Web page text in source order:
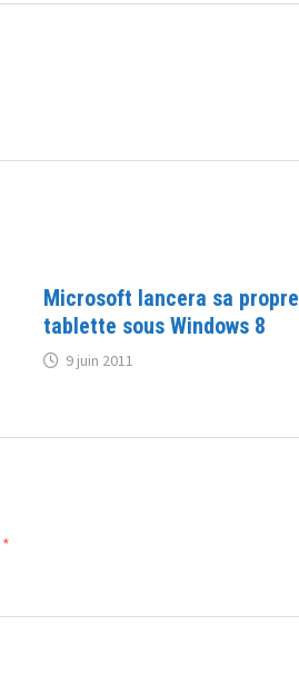
Microsoft lancera sa propre
tablette sous Windows 8
9 juin 2011
*